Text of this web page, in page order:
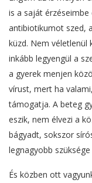
is a saját
antibiotikumot szed,
küzd. Nem véletlenül
inkább legyengül a
a gyerek menjen
vírust, mert ha
támogatja. A beteg
eszik, nem élvezi a
bágyadt, sokszor
legnagyobb
És közben ott